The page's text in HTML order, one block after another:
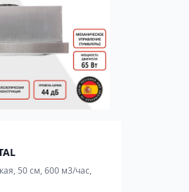
50 см, 600 м3/час,